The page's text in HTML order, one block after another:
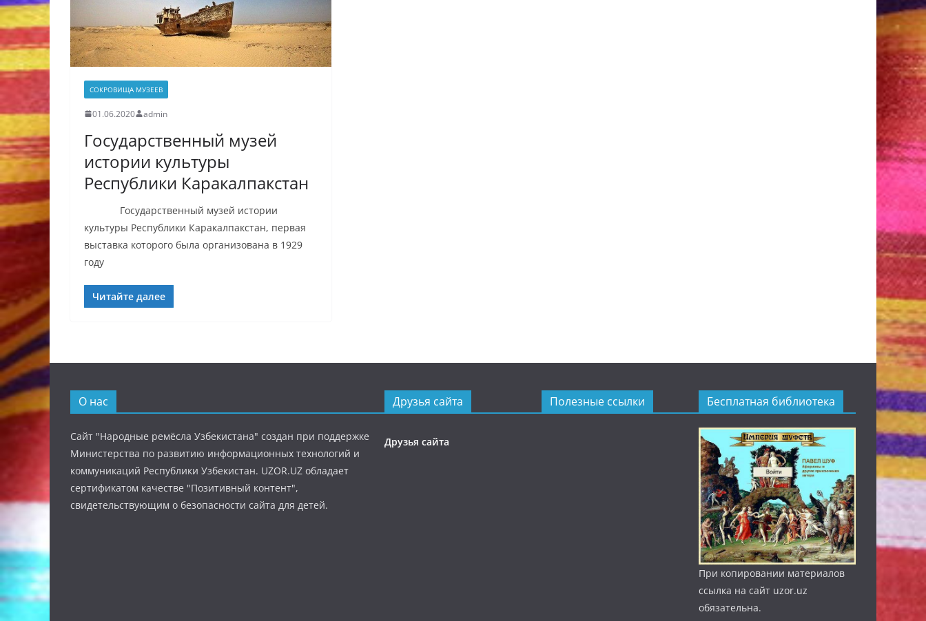
СОКРОВИЩА МУЗЕЕВ
01.06.2020 admin
Государственный музей
истории культуры
Республики Каракалпакстан
Государственный музей истории
культуры Республики Каракалпакстан, первая
выставка которого была организована в 1929
году
Читайте далее
О нас
Сайт "Народные ремёсла Узбекистана" создан при поддержке
Министерства по развитию информационных технологий и
коммуникаций Республики Узбекистан. UZOR.UZ обладает
сертификатом качестве "Позитивный контент",
свидетельствующим о безопасности сайта для детей.
Друзья сайта
Друзья сайта
Полезные ссылки Бесплатная библиотека
При копировании материалов
ссылка на сайт uzor.uz
обязательна.